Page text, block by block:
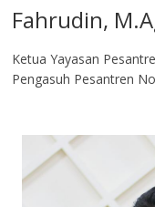
Fahrudin,
Ketua Yayasan
Pengasuh Pesantren